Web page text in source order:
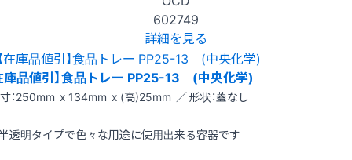
602749
詳細を見る
庫品値引】食品トレー PP25-13 (中央化学)
：250mm x 134mm x (高)25mm ／ 形状：蓋なし
透明タイプで色々な用途に使用出来る容器です